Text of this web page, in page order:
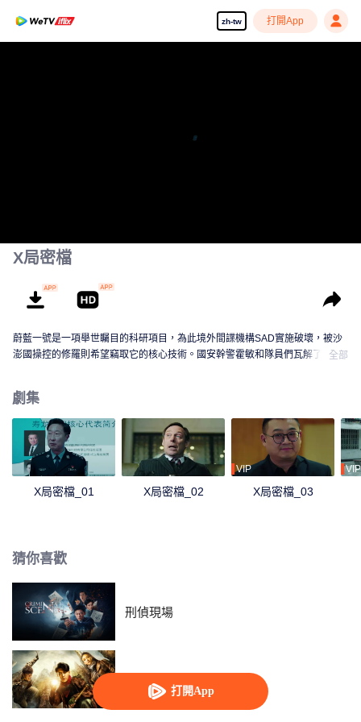
zh-tw 打開App
打開App
X局密檔
蔚藍一號是一項舉世矚目的科研項目，為此境外間諜機構SAD實施破壞，被沙
澎國操控的修羅則希望竊取它的核心技術。國安幹警霍敏和隊員們瓦解了SAD
全部
劇集
X局密檔_01 X局密檔_02
VIP
X局密檔_03
VIP
猜你喜歡
刑偵現場